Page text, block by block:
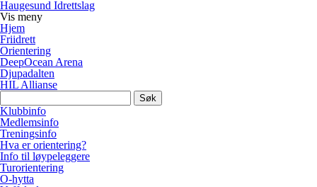
Haugesund Idrettslag
Vis meny
Hjem
Friidrett
Orientering
DeepOcean Arena
Djupadalten
HIL Allianse
Søk
etter:
Klubbinfo
Medlemsinfo
Treningsinfo
Hva er orientering?
Info til løypeleggere
Turorientering
O-hytta